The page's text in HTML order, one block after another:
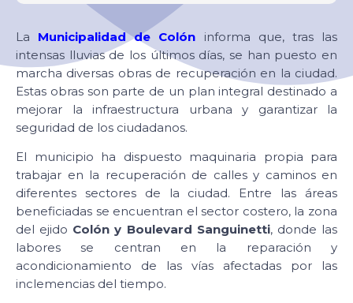
La Municipalidad de Colón informa que, tras las
intensas lluvias de los últimos días, se han puesto en
marcha diversas obras de recuperación en la ciudad.
Estas obras son parte de un plan integral destinado a
mejorar la infraestructura urbana y garantizar la
seguridad de los ciudadanos.
El municipio ha dispuesto maquinaria propia para
trabajar en la recuperación de calles y caminos en
diferentes sectores de la ciudad. Entre las áreas
beneficiadas se encuentran el sector costero, la zona
del ejido Colón y Boulevard Sanguinetti, donde las
labores se centran en la reparación y
acondicionamiento de las vías afectadas por las
inclemencias del tiempo.